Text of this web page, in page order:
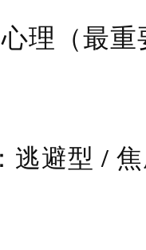
理（最
逃避型 /